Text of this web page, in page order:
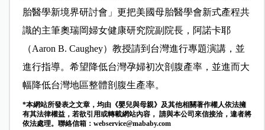
胎醫學新境界研討會」更把美國母胎醫學會新式產程共
識的主筆奧瑞岡婦女健康研究院副院長，阿諾卡耶
（Aaron B. Caughey）教授請到台灣進行專題演講，並
進行指導。希望降低台灣孕婦初次剖腹產率，並進而大
幅降低台灣地區整體剖腹生產率。
*本網站所發表之文章，均由《嬰兒與母親》及其他相關著作權人依法擁
有其法律權益，若欲引用或轉載網站內容， 請與本公司來信接洽，違者將
依法處理。聯絡信箱： webservice@mababy.com